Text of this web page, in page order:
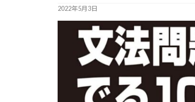
2022年5月3日